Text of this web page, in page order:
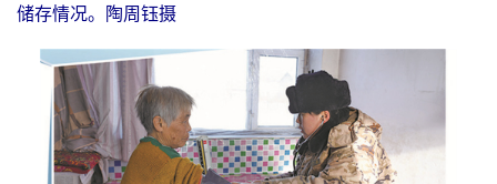
储存情况。 陶周钰摄